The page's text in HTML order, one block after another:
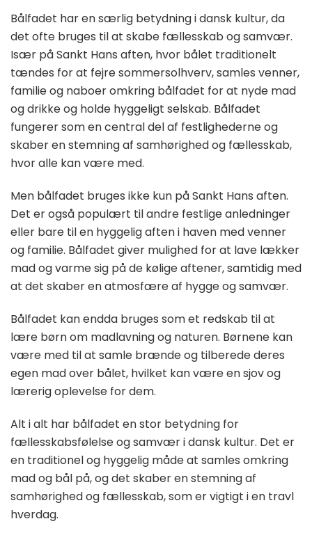
Bålfadet har en særlig betydning i dansk kultur, da
det ofte bruges til at skabe fællesskab og samvær.
Især på Sankt Hans aften, hvor bålet traditionelt
tændes for at fejre sommersolhverv, samles venner,
familie og naboer omkring bålfadet for at nyde mad
og drikke og holde hyggeligt selskab. Bålfadet
fungerer som en central del af festlighederne og
skaber en stemning af samhørighed og fællesskab,
hvor alle kan være med.
Men bålfadet bruges ikke kun på Sankt Hans aften.
Det er også populært til andre festlige anledninger
eller bare til en hyggelig aften i haven med venner
og familie. Bålfadet giver mulighed for at lave lækker
mad og varme sig på de kølige aftener, samtidig med
at det skaber en atmosfære af hygge og samvær.
Bålfadet kan endda bruges som et redskab til at
lære børn om madlavning og naturen. Børnene kan
være med til at samle brænde og tilberede deres
egen mad over bålet, hvilket kan være en sjov og
lærerig oplevelse for dem.
Alt i alt har bålfadet en stor betydning for
fællesskabsfølelse og samvær i dansk kultur. Det er
en traditionel og hyggelig måde at samles omkring
mad og bål på, og det skaber en stemning af
samhørighed og fællesskab, som er vigtigt i en travl
hverdag.